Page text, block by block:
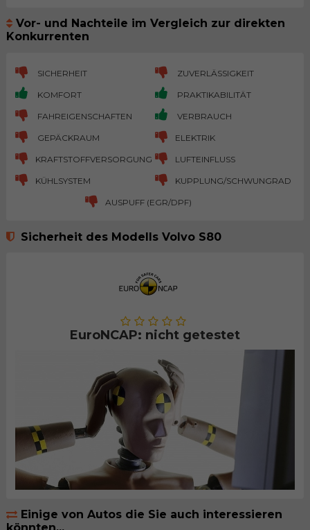
Vor- und Nachteile im Vergleich zur direkten
Konkurrenten
SICHERHEIT ZUVERLÄSSIGKEIT
KOMFORT PRAKTIKABILITÄT
FAHREIGENSCHAFTEN VERBRAUCH
GEPÄCKRAUM ELEKTRIK
KRAFTSTOFFVERSORGUNG LUFTEINFLUSS
KÜHLSYSTEM KUPPLUNG/SCHWUNGRAD
AUSPUFF (EGR/DPF)
Sicherheit des Modells Volvo S80
EuroNCAP: nicht getestet
Einige von Autos die Sie auch interessieren